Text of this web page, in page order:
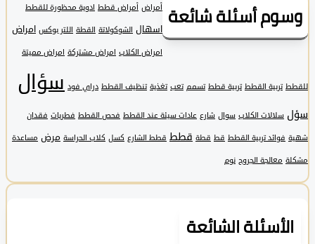
أسئلة شائعة أمراض قطط ادوية محظورة للقطط
اسهال الشوكولاتة القطة اللتر بوكس امراض
امراض الكلاب امراض مشتركة امراض مميتة
تربية القطط تربية قطط تسمم تعب تغذية تنظيف القطط دراي فود سؤال
سلالات الكلاب سوال شارع عادات سيئة عند القطط فحص القطط فطريات فقدان
فوائد تربية القطط قط قطة قطط قطط الشارع كسل كلاب الحراسة مرض مساعدة
معالجة الجروح نوم
الشائعة